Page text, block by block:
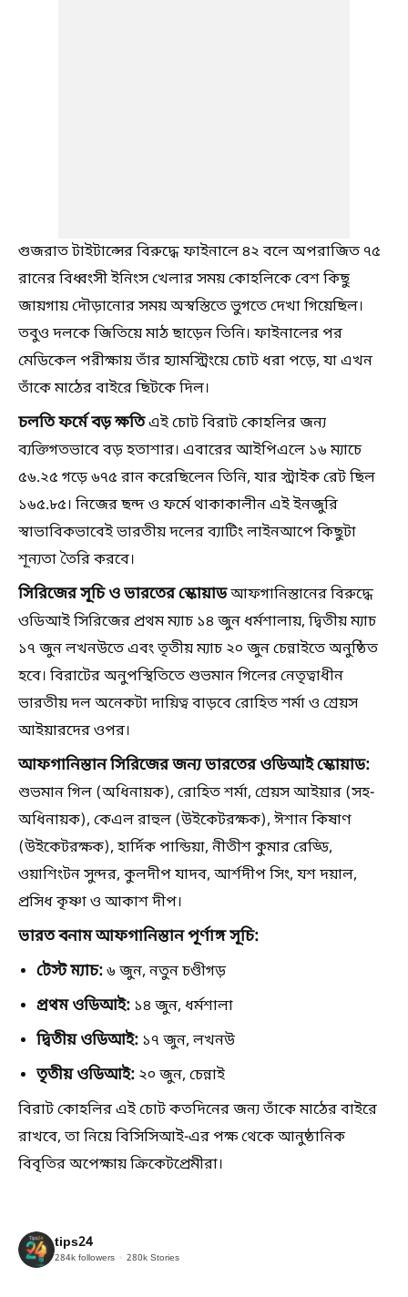
গুজরাত টাইটান্সের বিরুদ্ধে ফাইনালে ৪২ বলে অপরাজিত ৭৫
রানের বিধ্বংসী ইনিংস খেলার সময় কোহলিকে বেশ কিছু
জায়গায় দৌড়ানোর সময় অস্বস্তিতে ভুগতে দেখা গিয়েছিল।
তবুও দলকে জিতিয়ে মাঠ ছাড়েন তিনি। ফাইনালের পর
মেডিকেল পরীক্ষায় তাঁর হ্যামস্ট্রিংয়ে চোট ধরা পড়ে, যা এখন
তাঁকে মাঠের বাইরে ছিটকে দিল।
চলতি ফর্মে বড় ক্ষতিএই চোট বিরাট কোহলির জন্য
ব্যক্তিগতভাবে বড় হতাশার। এবারের আইপিএলে ১৬ ম্যাচে
৫৬.২৫ গড়ে ৬৭৫ রান করেছিলেন তিনি, যার স্ট্রাইক রেট ছিল
১৬৫.৮৫। নিজের ছন্দ ও ফর্মে থাকাকালীন এই ইনজুরি
স্বাভাবিকভাবেই ভারতীয় দলের ব্যাটিং লাইনআপে কিছুটা
শূন্যতা তৈরি করবে।
সিরিজের সূচি ও ভারতের স্কোয়াডআফগানিস্তানের বিরুদ্ধে
ওডিআই সিরিজের প্রথম ম্যাচ ১৪ জুন ধর্মশালায়, দ্বিতীয় ম্যাচ
১৭ জুন লখনউতে এবং তৃতীয় ম্যাচ ২০ জুন চেন্নাইতে অনুষ্ঠিত
হবে। বিরাটের অনুপস্থিতিতে শুভমান গিলের নেতৃত্বাধীন
ভারতীয় দল অনেকটা দায়িত্ব বাড়বে রোহিত শর্মা ও শ্রেয়স
আইয়ারদের ওপর।
আফগানিস্তান সিরিজের জন্য ভারতের ওডিআই স্কোয়াড:
শুভমান গিল (অধিনায়ক), রোহিত শর্মা, শ্রেয়স আইয়ার (সহ-
অধিনায়ক), কেএল রাহুল (উইকেটরক্ষক), ঈশান কিষাণ
(উইকেটরক্ষক), হার্দিক পান্ডিয়া, নীতীশ কুমার রেড্ডি,
ওয়াশিংটন সুন্দর, কুলদীপ যাদব, আর্শদীপ সিং, যশ দয়াল,
প্রসিধ কৃষ্ণা ও আকাশ দীপ।
ভারত বনাম আফগানিস্তান পূর্ণাঙ্গ সূচি:
টেস্ট ম্যাচ:৬ জুন, নতুন চণ্ডীগড়
প্রথম ওডিআই: ১৪ জুন, ধর্মশালা
দ্বিতীয় ওডিআই: ১৭ জুন, লখনউ
তৃতীয় ওডিআই: ২০ জুন, চেন্নাই
বিরাট কোহলির এই চোট কতদিনের জন্য তাঁকে মাঠের বাইরে
রাখবে, তা নিয়ে বিসিসিআই-এর পক্ষ থেকে আনুষ্ঠানিক
বিবৃতির অপেক্ষায় ক্রিকেটপ্রেমীরা।
tips24
284k followers 280k Stories